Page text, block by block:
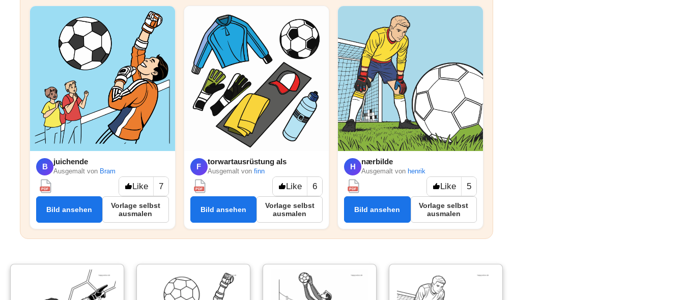
B
juichende
Ausgemalt von Bram
PDF Like 7
Bild ansehen
Vorlage selbst
ausmalen
F
torwartausrüstung als
Ausgemalt von finn
PDF Like 6
Bild ansehen
Vorlage selbst
ausmalen
H
nærbilde
Ausgemalt von henrik
PDF Like 5
Bild ansehen
Vorlage selbst
ausmalen